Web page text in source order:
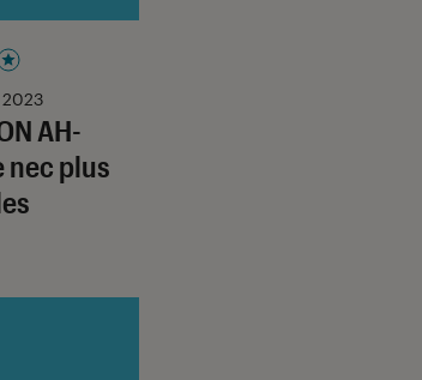
AH-
nec plus
sur 5
2023